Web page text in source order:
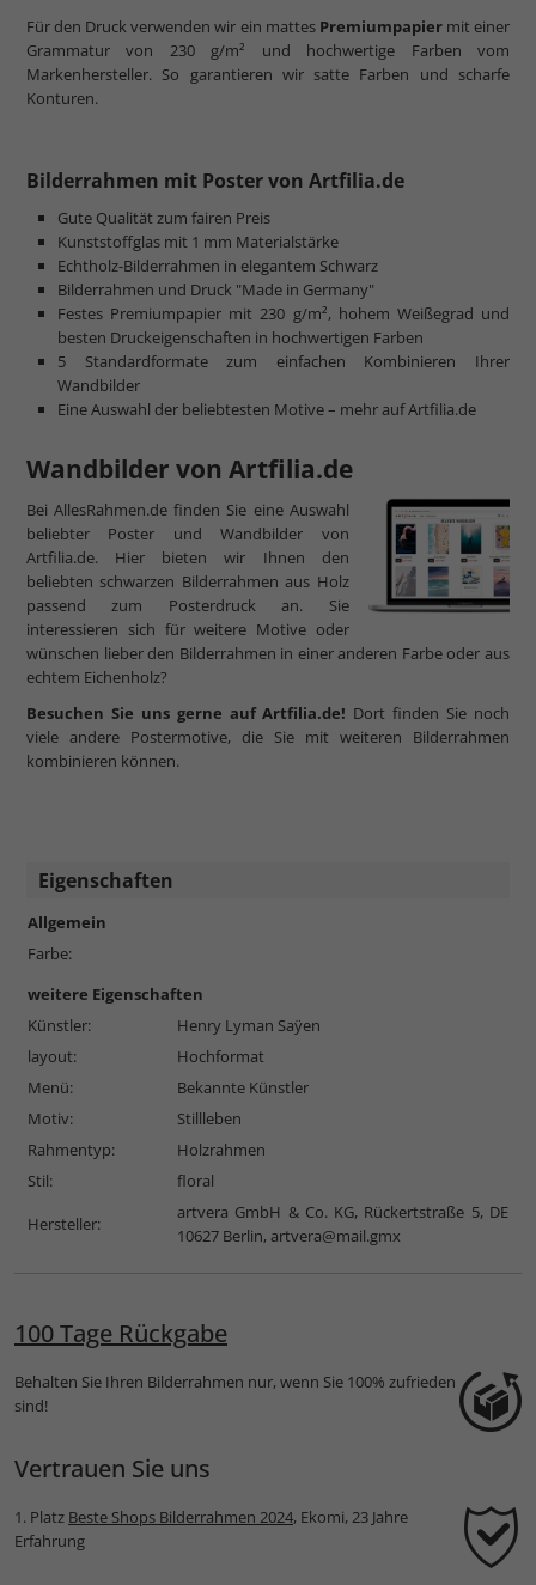
Für den Druck verwenden wir ein mattes Premiumpapier mit einer
Grammatur von 230 g/m² und hochwertige Farben vom
Markenhersteller. So garantieren wir satte Farben und scharfe
Konturen.
Bilderrahmen mit Poster von Artfilia.de
Gute Qualität zum fairen Preis
Kunststoffglas mit 1 mm Materialstärke
Echtholz-Bilderrahmen in elegantem Schwarz
Bilderrahmen und Druck "Made in Germany"
Festes Premiumpapier mit 230 g/m², hohem Weißegrad und
besten Druckeigenschaften in hochwertigen Farben
5 Standardformate zum einfachen Kombinieren Ihrer
Wandbilder
Eine Auswahl der beliebtesten Motive – mehr auf Artfilia.de
Wandbilder von Artfilia.de
Bei AllesRahmen.de finden Sie eine Auswahl
beliebter Poster und Wandbilder von
Artfilia.de. Hier bieten wir Ihnen den
beliebten schwarzen Bilderrahmen aus Holz
passend zum Posterdruck an. Sie
interessieren sich für weitere Motive oder
wünschen lieber den Bilderrahmen in einer anderen Farbe oder aus
echtem Eichenholz?
Besuchen Sie uns gerne auf Artfilia.de! Dort finden Sie noch
viele andere Postermotive, die Sie mit weiteren Bilderrahmen
kombinieren können.
Eigenschaften
Allgemein
Farbe:
weitere Eigenschaften
Künstler:
Henry Lyman Saÿen
layout:
Hochformat
Menü:
Bekannte Künstler
Motiv:
Stillleben
Rahmentyp:
Holzrahmen
Stil:
floral
Hersteller:
artvera GmbH & Co. KG, Rückertstraße 5, DE
10627 Berlin,artvera@mail.gmx
100 Tage Rückgabe
Behalten Sie Ihren Bilderrahmen nur, wenn Sie 100% zufrieden
sind!
Vertrauen Sie uns
1. Platz Beste Shops Bilderrahmen 2024, Ekomi, 23 Jahre
Erfahrung